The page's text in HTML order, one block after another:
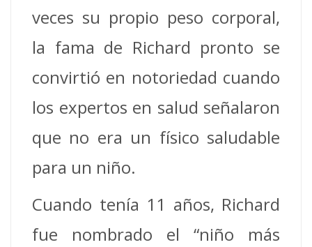
veces su propio peso corporal,
la fama de Richard pronto se
convirtió en notoriedad cuando
los expertos en salud señalaron
que no era un físico saludable
para un niño.
Cuando tenía 11 años, Richard
fue nombrado el “niño más